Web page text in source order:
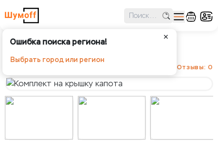
✕
Ошибка поиска региона!
Выбрать город или регион
Отзывы: 0